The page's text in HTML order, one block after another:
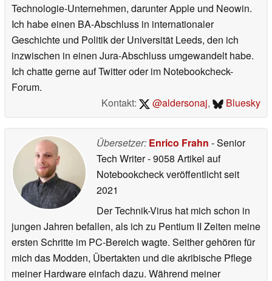
Technologie-Unternehmen, darunter Apple und Neowin.
Ich habe einen BA-Abschluss in internationaler
Geschichte und Politik der Universität Leeds, den ich
inzwischen in einen Jura-Abschluss umgewandelt habe.
Ich chatte gerne auf Twitter oder im Notebookcheck-
Forum.
Kontakt:
@aldersonaj, Bluesky
Übersetzer: Enrico Frahn - Senior
Tech Writer- 9058 Artikel auf
Notebookcheck veröffentlichtseit
2021
Der Technik-Virus hat mich schon in
jungen Jahren befallen, als ich zu Pentium II Zeiten meine
ersten Schritte im PC-Bereich wagte. Seither gehören für
mich das Modden, Übertakten und die akribische Pflege
meiner Hardware einfach dazu. Während meiner